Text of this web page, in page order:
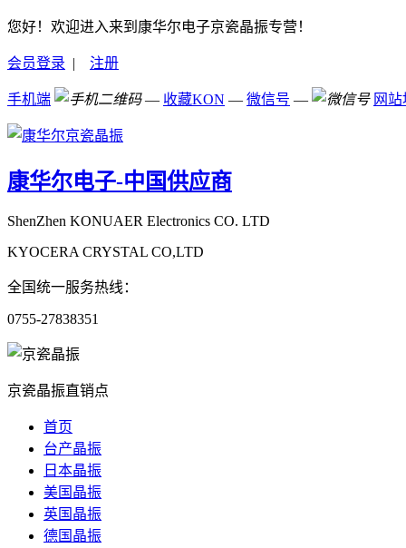
您好！欢迎进入来到康华尔电子京瓷晶振专营！
会员登录 | 注册
手机端 — 收藏KON — 微信号 — 网
康华尔电子-中国供应商
ShenZhen KONUAER Electronics CO. LTD
KYOCERA CRYSTAL CO,LTD
全国统一服务热线：
0755-27838351
京瓷晶振直销点
首页
台产晶振
日本晶振
美国晶振
英国晶振
德国晶振